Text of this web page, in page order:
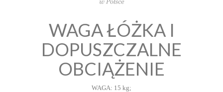
WAGA ŁÓŻKA I
DOPUSZCZALNE
OBCIĄŻENIE
WAGA: 15 kg;